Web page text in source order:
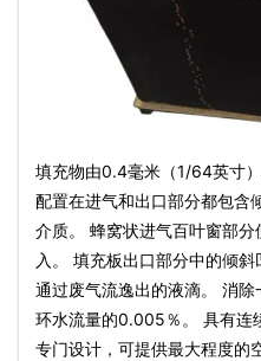
填充物由0.4毫米（1/64英寸
配置在进气和出口部分都包含
介质。 蜂窝状进气百叶窗部
入。 填充板出口部分中的倾
通过废气流逸出的液滴。 消
环水流量的0.005％。 具有连
专门设计，可提供最大程度的